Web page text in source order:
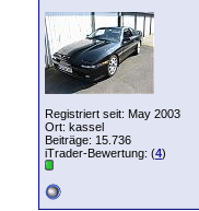
Registriert seit: May 2003
Ort: kassel
Beiträge: 15.736
iTrader-Bewertung: (4)